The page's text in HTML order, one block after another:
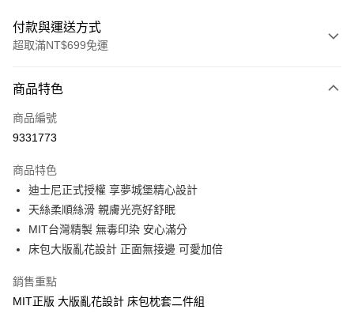
付款與運送方式
超取滿NT$699免運
信用卡一次付款
超商取貨付款
Apple Pay
街口支付
悠遊付
Google Pay
ATM付款
商品特色
商品編號
9331773
商品特色
迪士尼正式授權 享夢城堡精心設計
天絲柔順絲滑 親膚光亮好舒眠
MIT台灣精製 無毒印染 安心滿分
床包大版亂花設計 正面無接邊 可愛加倍
銷售重點
MIT正版 大版亂花設計 床包枕套二件組